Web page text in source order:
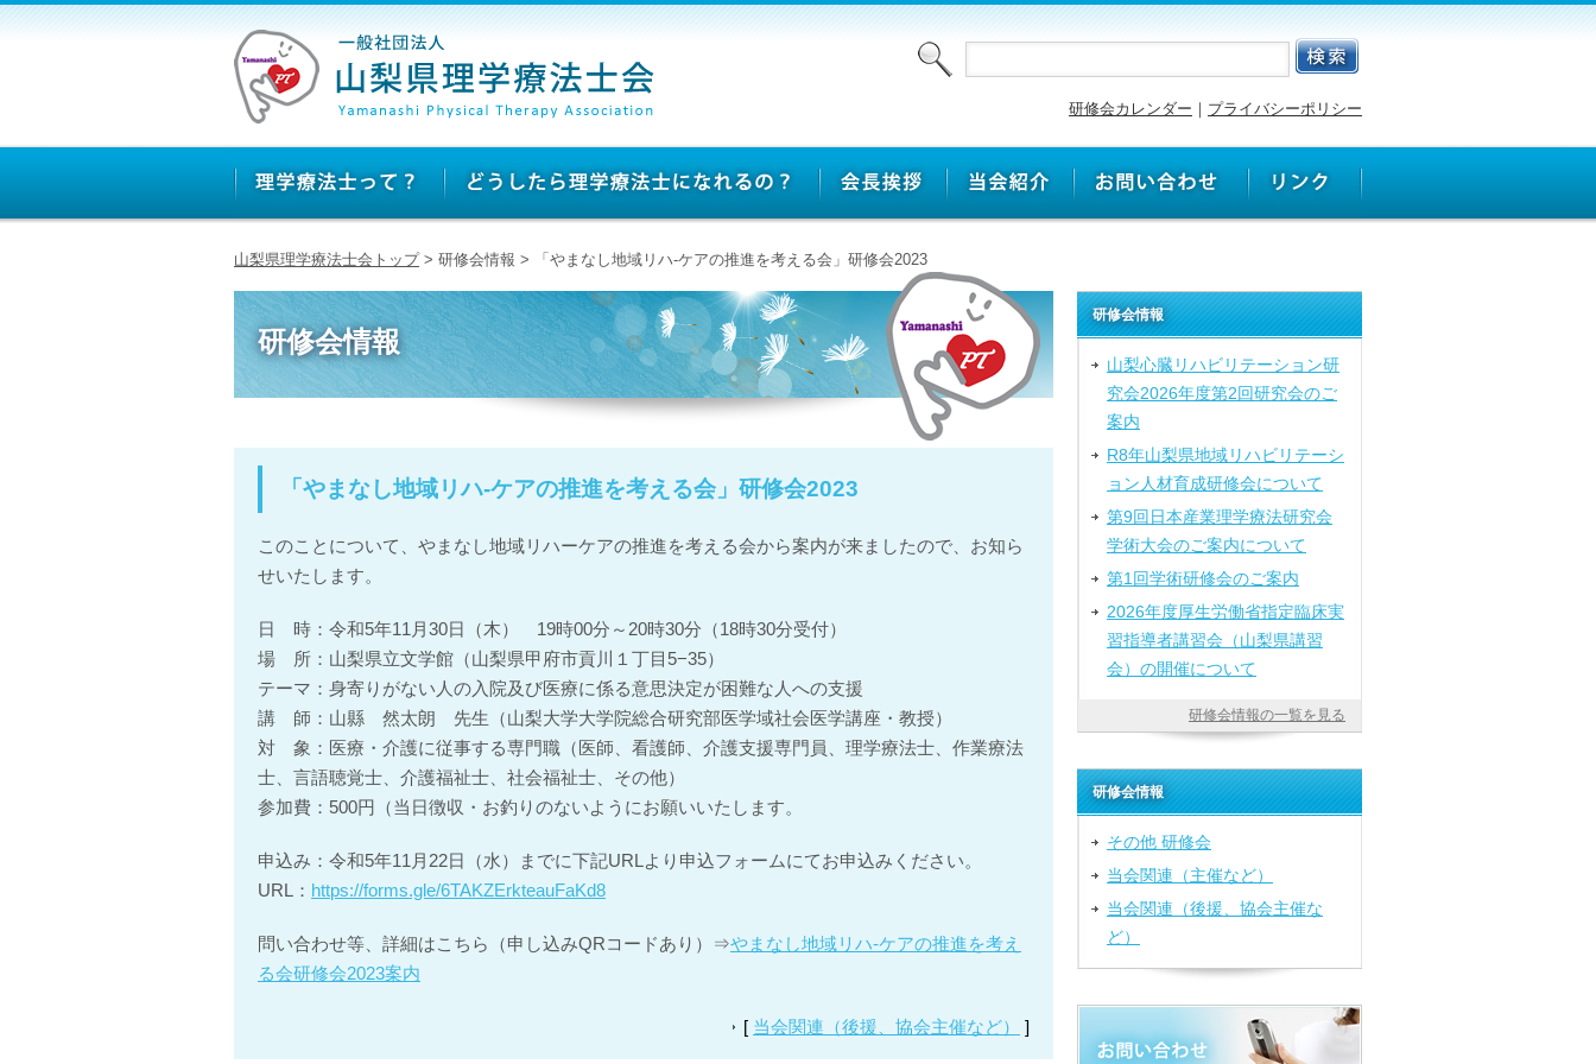
研修会カレンダー ｜ プライバシーポリシー
山梨県理学療法士会トップ> 研修会情報 > 「やまなし地域リハ‐ケアの推進を考える会」研修会2023
研修会情報
「やまなし地域リハ‐ケアの推進を考える会」研修会2023
このことについて、やまなし地域リハーケアの推進を考える会から案内が来ましたので、お知ら
せいたします。
日 時：令和5年11月30日（木） 19時00分～20時30分（18時30分受付）
場 所：山梨県立文学館（山梨県甲府市貢川１丁目5−35）
テーマ：身寄りがない人の入院及び医療に係る意思決定が困難な人への支援
講 師：山縣 然太朗 先生（山梨大学大学院総合研究部医学域社会医学講座・教授）
対 象：医療・介護に従事する専門職（医師、看護師、介護支援専門員、理学療法士、作業療法
士、言語聴覚士、介護福祉士、社会福祉士、その他）
参加費：500円（当日徴収・お釣りのないようにお願いいたします。
申込み：令和5年11月22日（水）までに下記URLより申込フォームにてお申込みください。
URL： https://forms.gle/6TAKZErkteauFaKd8
問い合わせ等、詳細はこちら（申し込みQRコードあり）⇒やまなし地域リハ‐ケアの推進を考え
る会研修会2023案内
[ 当会関連（後援、協会主催など） ]
研修会情報
山梨心臓リハビリテーション研
究会2026年度第2回研究会のご
案内
R8年山梨県地域リハビリテーシ
ョン人材育成研修会について
第9回日本産業理学療法研究会
学術大会のご案内について
第1回学術研修会のご案内
2026年度厚生労働省指定臨床実
習指導者講習会（山梨県講習
会）の開催について
研修会情報の一覧を見る
研修会情報
その他 研修会
当会関連（主催など）
当会関連（後援、協会主催な
ど）